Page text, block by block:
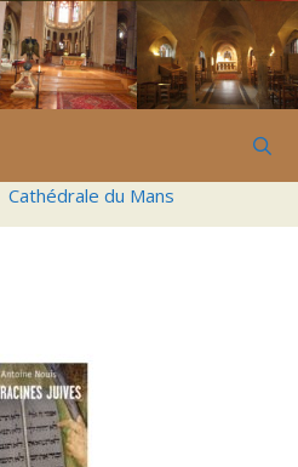
Cathédrale du Mans